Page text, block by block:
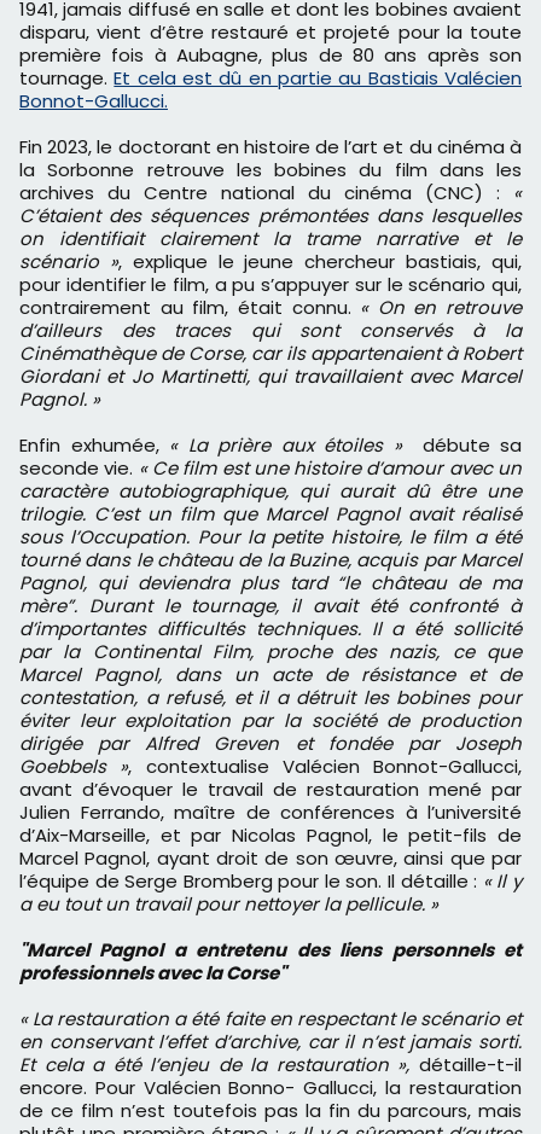
1941, jamais diffusé en salle et dont les bobines avaient
disparu, vient d’être restauré et projeté pour la toute
première fois à Aubagne, plus de 80 ans après son
tournage.Et cela est dû en partie au Bastiais Valécien
Bonnot-Gallucci.
Fin 2023, le doctorant en histoire de l’art et du cinéma à
la Sorbonne retrouve les bobines du film dans les
archives du Centre national du cinéma (CNC) : «
C’étaient des séquences prémontées dans lesquelles
on identifiait clairement la trame narrative et le
scénario », explique le jeune chercheur bastiais, qui,
pour identifier le film, a pu s’appuyer sur le scénario qui,
contrairement au film, était connu. « On en retrouve
d’ailleurs des traces qui sont conservés à la
Cinémathèque de Corse, car ils appartenaient à Robert
Giordani et Jo Martinetti, qui travaillaient avec Marcel
Pagnol. »
Enfin exhumée, « La prière aux étoiles »débute sa
seconde vie. « Ce film est une histoire d’amour avec un
caractère autobiographique, qui aurait dû être une
trilogie. C’est un film que Marcel Pagnol avait réalisé
sous l’Occupation. Pour la petite histoire, le film a été
tourné dans le château de la Buzine, acquis par Marcel
Pagnol, qui deviendra plus tard “le château de ma
mère”. Durant le tournage, il avait été confronté à
d’importantes difficultés techniques. Il a été sollicité
par la Continental Film, proche des nazis, ce que
Marcel Pagnol, dans un acte de résistance et de
contestation, a refusé, et il a détruit les bobines pour
éviter leur exploitation par la société de production
dirigée par Alfred Greven et fondée par Joseph
Goebbels », contextualise Valécien Bonnot-Gallucci,
avant d’évoquer le travail de restauration mené par
Julien Ferrando, maître de conférences à l’université
d’Aix-Marseille, et par Nicolas Pagnol, le petit-fils de
Marcel Pagnol, ayant droit de son œuvre, ainsi que par
l’équipe de Serge Bromberg pour le son. Il détaille : « Il y
a eu tout un travail pour nettoyer la pellicule. »
​"Marcel Pagnol a entretenu des liens personnels et
professionnels avec la Corse"
« La restauration a été faite en respectant le scénario et
en conservant l’effet d’archive, car il n’est jamais sorti.
Et cela a été l’enjeu de la restauration », détaille-t-il
encore. Pour Valécien Bonno- Gallucci, la restauration
de ce film n’est toutefois pas la fin du parcours, mais